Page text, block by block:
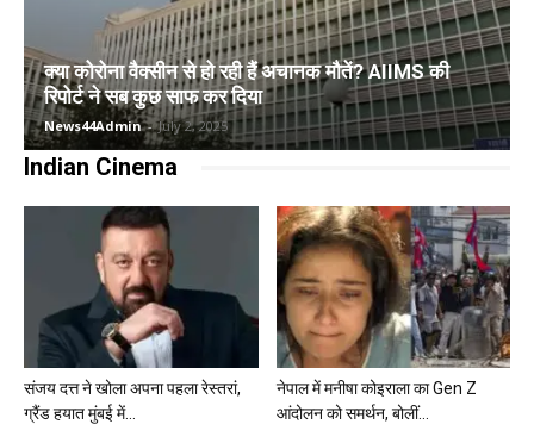
क्या कोरोना वैक्सीन से हो रही हैं अचानक मौतें? AIIMS की
रिपोर्ट ने सब कुछ साफ कर दिया
News44Admin - July 2, 2025
Indian Cinema
संजय दत्त ने खोला अपना पहला रेस्तरां,
ग्रैंड हयात मुंबई में...
नेपाल में मनीषा कोइराला का Gen Z
आंदोलन को समर्थन, बोलीं...